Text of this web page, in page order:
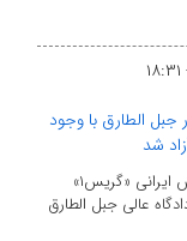
جبل الطارق با وجود
شد
خارگ نیوز: نفتکش ایرانی «گریس۱»
عالی جبل الطارق